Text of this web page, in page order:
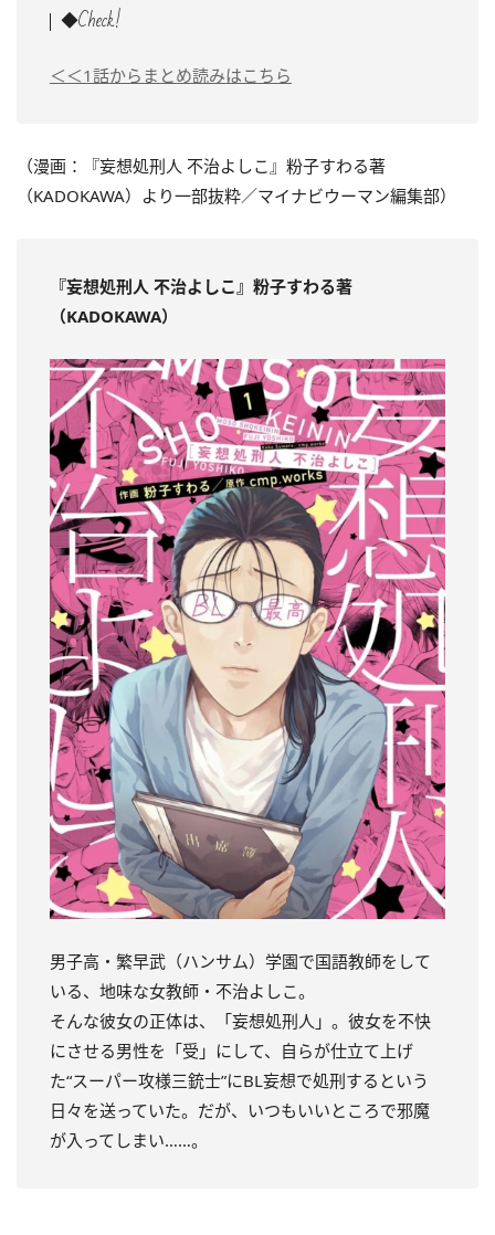
◆Check!
＜＜1話からまとめ読みはこちら
（漫画：『妄想処刑人 不治よしこ』粉子すわる著
（KADOKAWA）より一部抜粋／マイナビウーマン編集部）
『妄想処刑人 不治よしこ 』粉子すわる著
（KADOKAWA）
男子高・繁早武（ハンサム）学園で国語教師をして
いる、地味な女教師・不治よしこ。
そんな彼女の正体は、「妄想処刑人」。 彼女を不快
にさせる男性を「受」にして、自らが仕立て上げ
た“スーパー攻様三銃士”にBL妄想で処刑するという
日々を送っていた。 だが、いつもいいところで邪魔
が入ってしまい……。